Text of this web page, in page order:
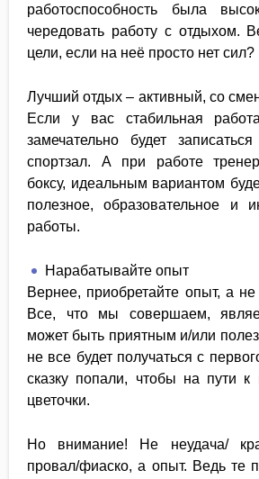
работоспособность была
чередовать работу с отдыхом.
цели, если на неё просто нет сил?
Лучший отдых – активный, со
Если у вас стабильная
замечательно будет
спортзал. А при работе
боксу, идеальным вариантом
полезное, образовательное и
работы.
Нарабатывайте опыт
Вернее, приобретайте опыт, а
Все, что мы совершаем,
может быть приятным и/или
не все будет получаться с
сказку попали, чтобы на пути к
цветочки.
Но внимание! Не неудача/
провал/фиаско, а опыт. Ведь те